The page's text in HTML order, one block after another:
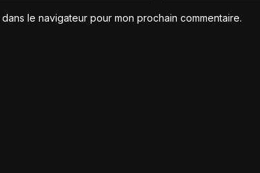
le navigateur pour mon prochain commentaire.